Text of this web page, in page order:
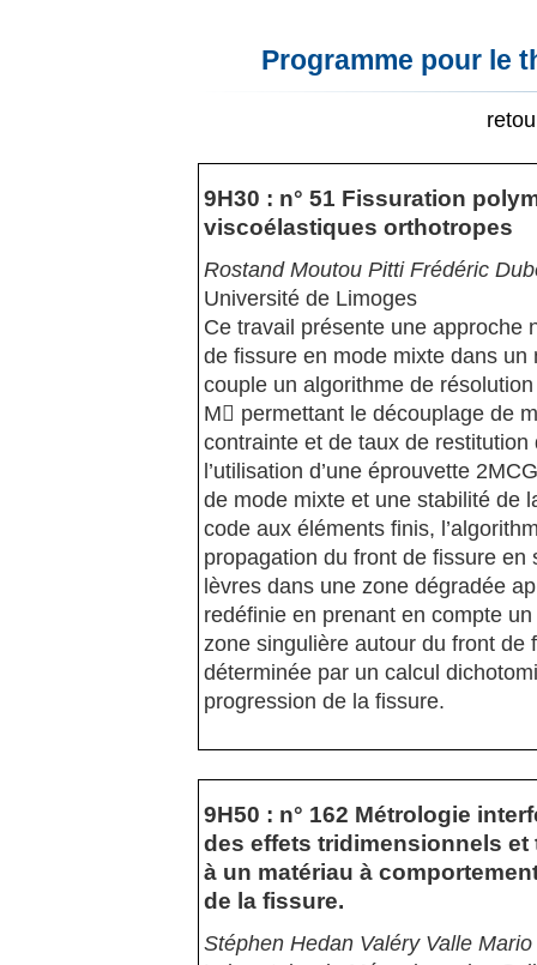
Programme pour le
9H30 : n° 51 Fissuration
viscoélastiques orthotropes
Rostand Moutou Pitti Frédéric
Université de Limoges
Ce travail présente une approche
de fissure en mode mixte dans
couple un algorithme de
M permettant le découplage de
contrainte et de taux de restitution
l’utilisation d’une éprouvette
de mode mixte et une stabilité de
code aux éléments finis,
propagation du front de fissure
lèvres dans une zone dégradée
redéfinie en prenant en compte
zone singulière autour du front de
déterminée par un calcul
progression de la fissure.
9H50 : n° 162 Métrologie
des effets tridimensionnels
à un matériau à
de la fissure.
Stéphen Hedan Valéry Valle